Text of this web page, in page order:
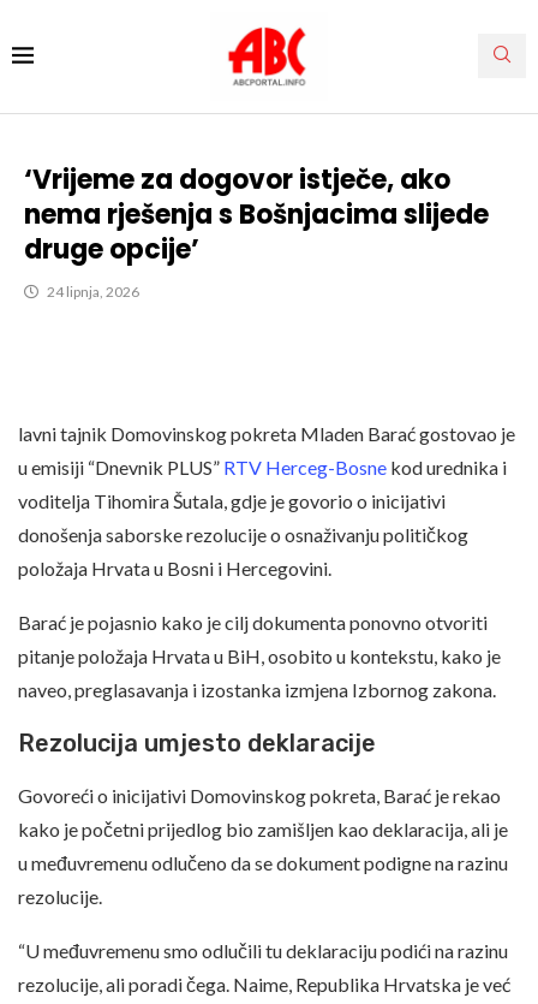
‘Vrijeme za dogovor istječe, ako
nema rješenja s Bošnjacima slijede
druge opcije’
24 lipnja, 2026
lavni tajnik Domovinskog pokreta Mladen Barać gostovao je
u emisiji “Dnevnik PLUS” RTV Herceg-Bosne kod urednika i
voditelja Tihomira Šutala, gdje je govorio o inicijativi
donošenja saborske rezolucije o osnaživanju političkog
položaja Hrvata u Bosni i Hercegovini.
Barać je pojasnio kako je cilj dokumenta ponovno otvoriti
pitanje položaja Hrvata u BiH, osobito u kontekstu, kako je
naveo, preglasavanja i izostanka izmjena Izbornog zakona.
Rezolucija umjesto deklaracije
Govoreći o inicijativi Domovinskog pokreta, Barać je rekao
kako je početni prijedlog bio zamišljen kao deklaracija, ali je
u međuvremenu odlučeno da se dokument podigne na razinu
rezolucije.
“U međuvremenu smo odlučili tu deklaraciju podići na razinu
rezolucije, ali poradi čega. Naime, Republika Hrvatska je već